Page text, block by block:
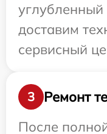
доставим
сервисный
3
Ремонт
После